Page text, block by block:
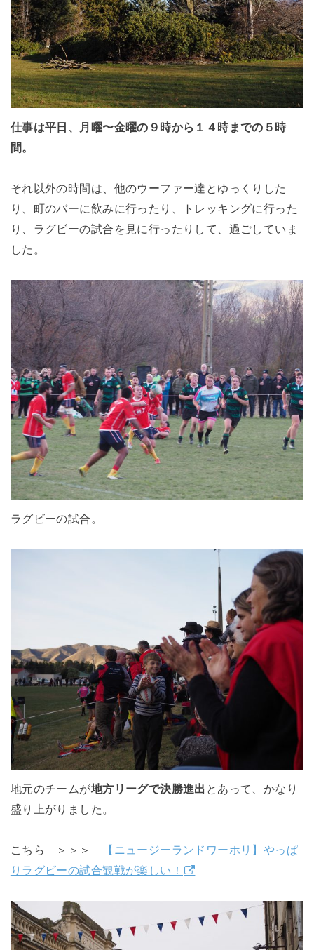
仕事は平日、月曜〜金曜の９時から１４時までの５時
間。
それ以外の時間は、他のウーファー達とゆっくりした
り、町のバーに飲みに行ったり、トレッキングに行った
り、ラグビーの試合を見に行ったりして、過ごしていま
した。
ラグビーの試合。
地元のチームが地方リーグで決勝進出 とあって、かなり
盛り上がりました。
こちら ＞＞＞
【ニュージーランドワーホリ】やっぱ
りラグビーの試合観戦が楽しい！